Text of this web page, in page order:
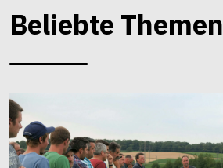
Beliebte Themen